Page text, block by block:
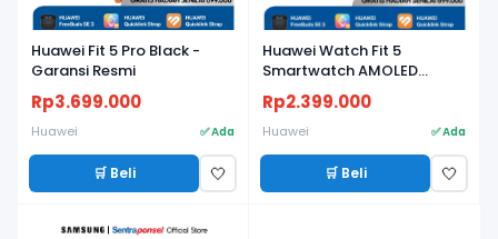
Huawei Fit 5 Pro Black -
Garansi Resmi
Rp3.699.000
Huawei ✅ Ada
🛒 Beli 🤍
Huawei Watch Fit 5
Smartwatch AMOLED
Ringan, Baterai Tahan
Lama, Fitness & Health
Tracker - Garansi Resmi
Rp2.399.000
Huawei ✅ Ada
🛒 Beli 🤍